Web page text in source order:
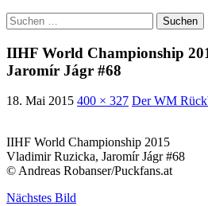
Suchen
nach:
IIHF World Championship
Jaromír Jágr #68
18. Mai 2015 400 × 327 Der WM
IIHF World Championship 2015
Vladimir Ruzicka, Jaromír Jágr #68
© Andreas Robanser/Puckfans.at
Nächstes Bild